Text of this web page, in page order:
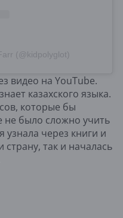
(@kidpolyglot)
видео на YouTube.
казахского языка.
которые бы
не было сложно учить
узнала через книги и
так и началась